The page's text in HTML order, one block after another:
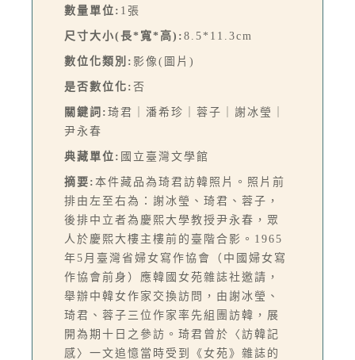
數量單位: 1張
尺寸大小(長*寬*高): 8.5*11.3cm
數位化類別: 影像(圖片)
是否數位化: 否
關鍵詞: 琦君｜潘希珍｜蓉子｜謝冰瑩｜
尹永春
典藏單位: 國立臺灣文學館
摘要: 本件藏品為琦君訪韓照片。照片前
排由左至右為：謝冰瑩、琦君、蓉子，
後排中立者為慶熙大學教授尹永春，眾
人於慶熙大樓主樓前的臺階合影。1965
年5月臺灣省婦女寫作協會（中國婦女寫
作協會前身）應韓國女苑雜誌社邀請，
舉辦中韓女作家交換訪問，由謝冰瑩、
琦君、蓉子三位作家率先組團訪韓，展
開為期十日之參訪。琦君曾於〈訪韓記
感〉一文追憶當時受到《女苑》雜誌的